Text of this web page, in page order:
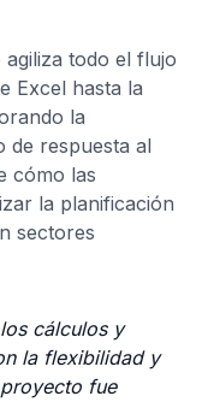
todo el flujo
Excel hasta la
la
de respuesta al
cómo las
la planificación
sectores
cálculos y
la flexibilidad y
fue